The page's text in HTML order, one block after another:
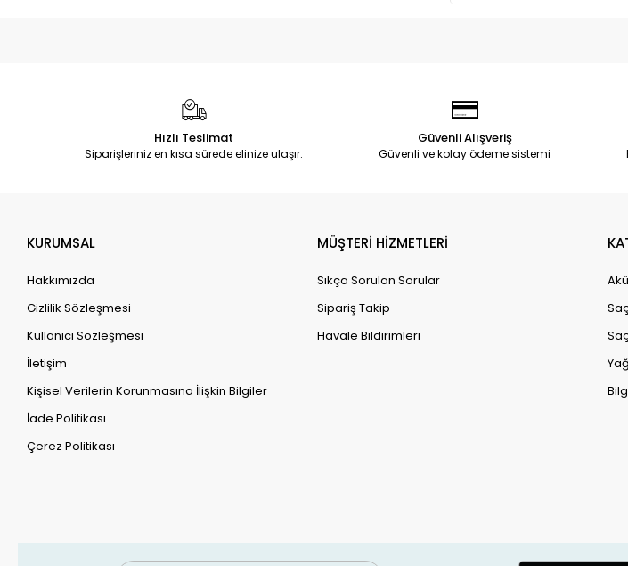
Hızlı Teslimat
Siparişleriniz en kısa sürede elinize ulaşır.
Güvenli Alışveriş
Güvenli ve kolay ödeme sistemi
KURUMSAL
Hakkımızda
Gizlilik Sözleşmesi
Kullanıcı Sözleşmesi
İletişim
Kişisel Verilerin Korunmasına İlişkin Bilgiler
İade Politikası
Çerez Politikası
MÜŞTERİ HİZMETLERİ
Sıkça Sorulan Sorular
Sipariş Takip
Havale Bildirimleri